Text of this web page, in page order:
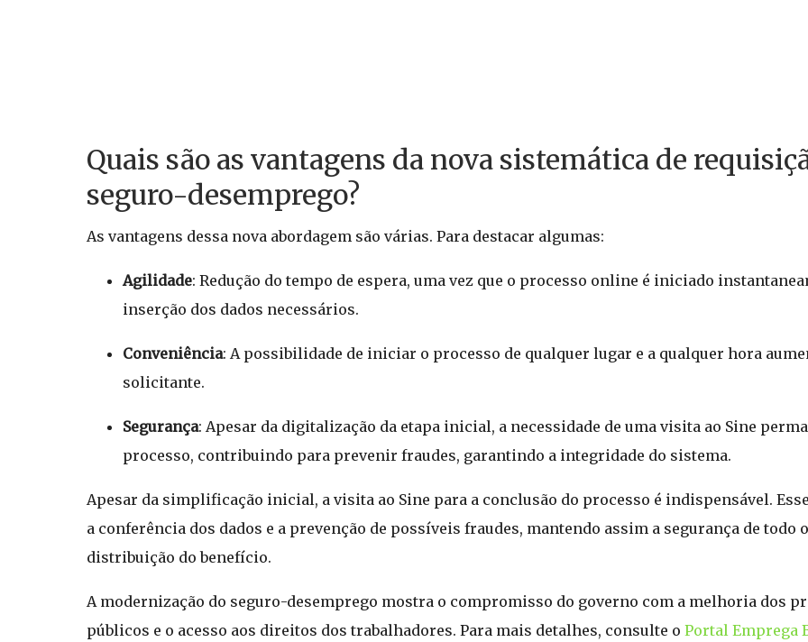
Quais são as vantagens da nova sistemática de
seguro-desemprego?
As vantagens dessa nova abordagem são várias. Para destacar algumas:
Agilidade: Redução do tempo de espera, uma vez que o processo online é iniciado
inserção dos dados necessários.
Conveniência: A possibilidade de iniciar o processo de qualquer lugar e a qualquer hora
solicitante.
Segurança: Apesar da digitalização da etapa inicial, a necessidade de uma visita ao Sine
processo, contribuindo para prevenir fraudes, garantindo a integridade do sistema.
Apesar da simplificação inicial, a visita ao Sine para a conclusão do processo é indispensável.
a conferência dos dados e a prevenção de possíveis fraudes, mantendo assim a segurança de todo
distribuição do benefício.
A modernização do seguro-desemprego mostra o compromisso do governo com a melhoria dos
públicos e o acesso aos direitos dos trabalhadores. Para mais detalhes, consulte o Portal Emprega